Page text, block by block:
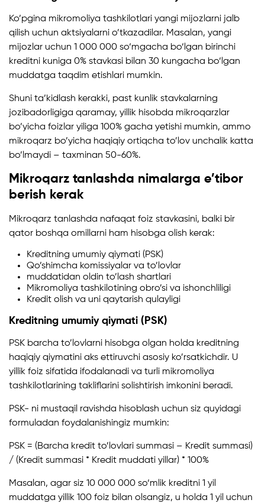
Ko’pgina mikromoliya tashkilotlari yangi mijozlarni jalb
qilish uchun aktsiyalarni o’tkazadilar. Masalan, yangi
mijozlar uchun 1 000 000 so‘mgacha bo‘lgan birinchi
kreditni kuniga 0% stavkasi bilan 30 kungacha bo‘lgan
muddatga taqdim etishlari mumkin.
Shuni ta’kidlash kerakki, past kunlik stavkalarning
jozibadorligiga qaramay, yillik hisobda mikroqarzlar
bo’yicha foizlar yiliga 100% gacha yetishi mumkin, ammo
mikroqarz bo’yicha haqiqiy ortiqcha to’lov unchalik katta
bo’lmaydi – taxminan 50-60%.
Mikroqarz tanlashda nimalarga e’tibor
berish kerak
Mikroqarz tanlashda nafaqat foiz stavkasini, balki bir
qator boshqa omillarni ham hisobga olish kerak:
Kreditning umumiy qiymati (PSK)
Qo’shimcha komissiyalar va to’lovlar
muddatidan oldin to’lash shartlari
Mikromoliya tashkilotining obro’si va ishonchliligi
Kredit olish va uni qaytarish qulayligi
Kreditning umumiy qiymati (PSK)
PSK barcha to’lovlarni hisobga olgan holda kreditning
haqiqiy qiymatini aks ettiruvchi asosiy ko’rsatkichdir. U
yillik foiz sifatida ifodalanadi va turli mikromoliya
tashkilotlarining takliflarini solishtirish imkonini beradi.
PSK- ni mustaqil ravishda hisoblash uchun siz quyidagi
formuladan foydalanishingiz mumkin:
PSK = (Barcha kredit to’lovlari summasi – Kredit summasi)
/ (Kredit summasi * Kredit muddati yillar) * 100%
Masalan, agar siz 10 000 000 so‘mlik kreditni 1 yil
muddatga yillik 100 foiz bilan olsangiz, u holda 1 yil uchun